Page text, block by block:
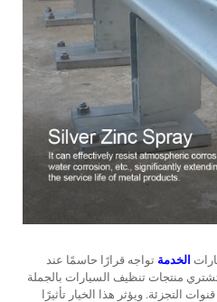
الخدمة تواجه قرارًا حاسمًا عند
منتجات تنظيف السيارات بالجملة
التجزئة. ويؤثر هذا الخيار تأثيرًا